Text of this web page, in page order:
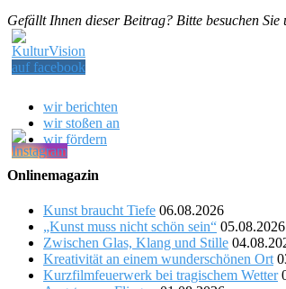
Gefällt Ihnen dieser Beitrag? Bitte besuchen Sie
wir berichten
wir stoßen an
wir fördern
Onlinemagazin
Kunst braucht Tiefe 06.08.2026
„Kunst muss nicht schön sein“ 05.08.2026
Zwischen Glas, Klang und Stille
Kreativität an einem wunderschönen Ort
Kurzfilmfeuerwerk bei tragischem Wetter